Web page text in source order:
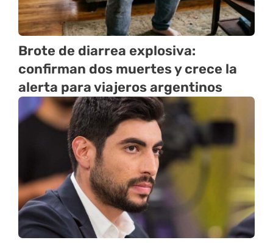
Brote de diarrea explosiva:
confirman dos muertes y crece la
alerta para viajeros argentinos